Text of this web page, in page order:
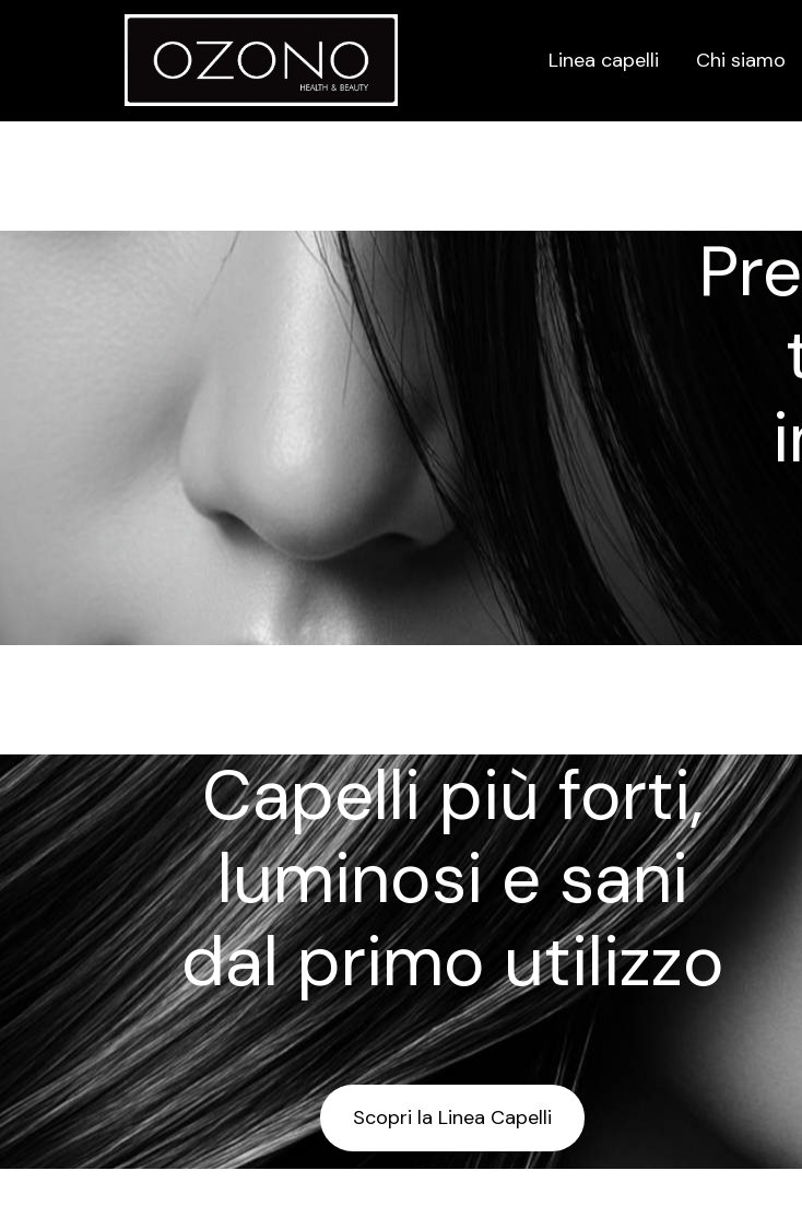
Linea capelli Chi siamo
Capelli più forti,
luminosi e sani
dal primo utilizzo
Scopri la Linea Capelli